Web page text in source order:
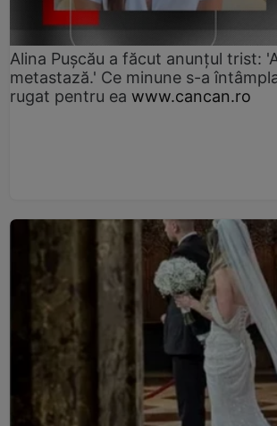
Alina Pușcău a făcut anunțul trist:
metastază.' Ce minune s-a
rugat pentru ea www.cancan.ro